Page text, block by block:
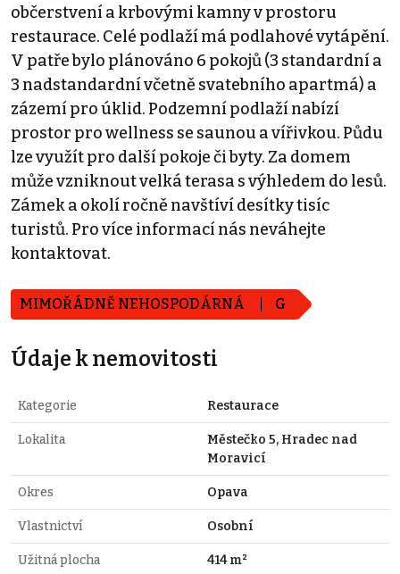
občerstvení a krbovými kamny v prostoru
restaurace. Celé podlaží má podlahové vytápění.
V patře bylo plánováno 6 pokojů (3 standardní a
3 nadstandardní včetně svatebního apartmá) a
zázemí pro úklid. Podzemní podlaží nabízí
prostor pro wellness se saunou a vířivkou. Půdu
lze využít pro další pokoje či byty. Za domem
může vzniknout velká terasa s výhledem do lesů.
Zámek a okolí ročně navštíví desítky tisíc
turistů. Pro více informací nás neváhejte
kontaktovat.
MIMOŘÁDNĚ NEHOSPODÁRNÁ G
Údaje k nemovitosti
Kategorie Restaurace
Lokalita
Městečko 5, Hradec nad
Moravicí
Okres Opava
Vlastnictví Osobní
Užitná plocha 414 m²